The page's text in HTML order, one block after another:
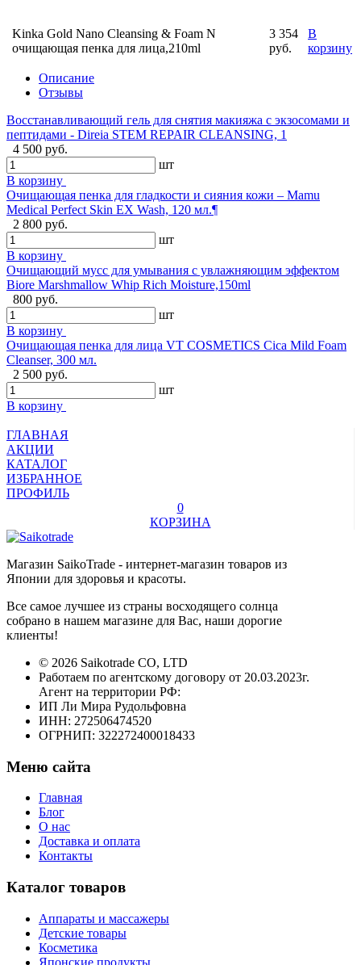
Kinka Gold Nano Cleansing & Foam N
очищающая пенка для лица,210ml
3 354
руб.
В
корзину
Описание
Отзывы
Восстанавливающий гель для снятия макияжа с экзосомами и
пептидами - Direia STEM REPAIR CLEANSING, 1
4 500 руб.
шт
В корзину
Очищающая пенка для гладкости и сияния кожи – Mamu
Medical Perfect Skin EX Wash, 120 мл.¶
2 800 руб.
шт
В корзину
Очищающий мусс для умывания с увлажняющим эффектом
Biore Marshmallow Whip Rich Moisture,150ml
800 руб.
шт
В корзину
Очищающая пенка для лица VT COSMETICS Cica Mild Foam
Cleanser, 300 мл.
2 500 руб.
шт
В корзину
ГЛАВНАЯ
АКЦИИ
КАТАЛОГ
ИЗБРАННОЕ
ПРОФИЛЬ
0
КОРЗИНА
Магазин SaikoTrade - интернет-магазин товаров из
Японии для здоровья и красоты.
Все самое лучшее из страны восходящего солнца
собрано в нашем магазине для Вас, наши дорогие
клиенты!
© 2026 Saikotrade CO, LTD
Работаем по агентскому договору от 20.03.2023г.
Агент на территории РФ:
ИП Ли Мира Рудольфовна
ИНН: 272506474520
ОГРНИП: 322272400018433
Меню сайта
Главная
Блог
О нас
Доставка и оплата
Контакты
Каталог товаров
Аппараты и массажеры
Детские товары
Косметика
Японские продукты